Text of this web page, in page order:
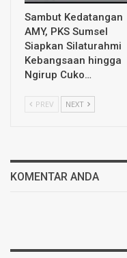
Sambut Kedatangan
AMY, PKS Sumsel
Siapkan Silaturahmi
Kebangsaan hingga
Ngirup Cuko…
PREV NEXT
KOMENTAR ANDA